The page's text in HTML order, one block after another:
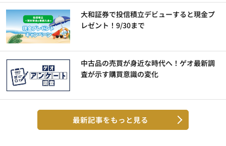
大和証券で投信積立デビューすると現金プ
レゼント！9/30まで
中古品の売買が身近な時代へ！ゲオ最新調
査が示す購買意識の変化
最新記事をもっと見る